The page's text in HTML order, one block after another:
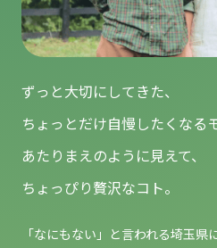
ずっと大切にしてきた、
ちょっとだけ自慢したくなる
あたりまえのように見えて、
ちょっぴり贅沢なコト。
「なにもない」と言われる埼玉県